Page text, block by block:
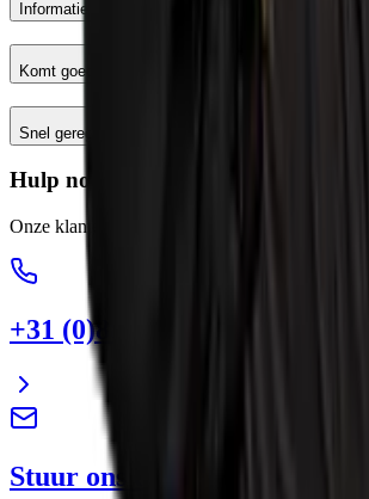
Informatie
Komt goed
Snel geregeld
Hulp nodig?
Onze klantenservice staat elke werkdag van
+31 (0)88 13 43 600
Stuur ons een e-mail